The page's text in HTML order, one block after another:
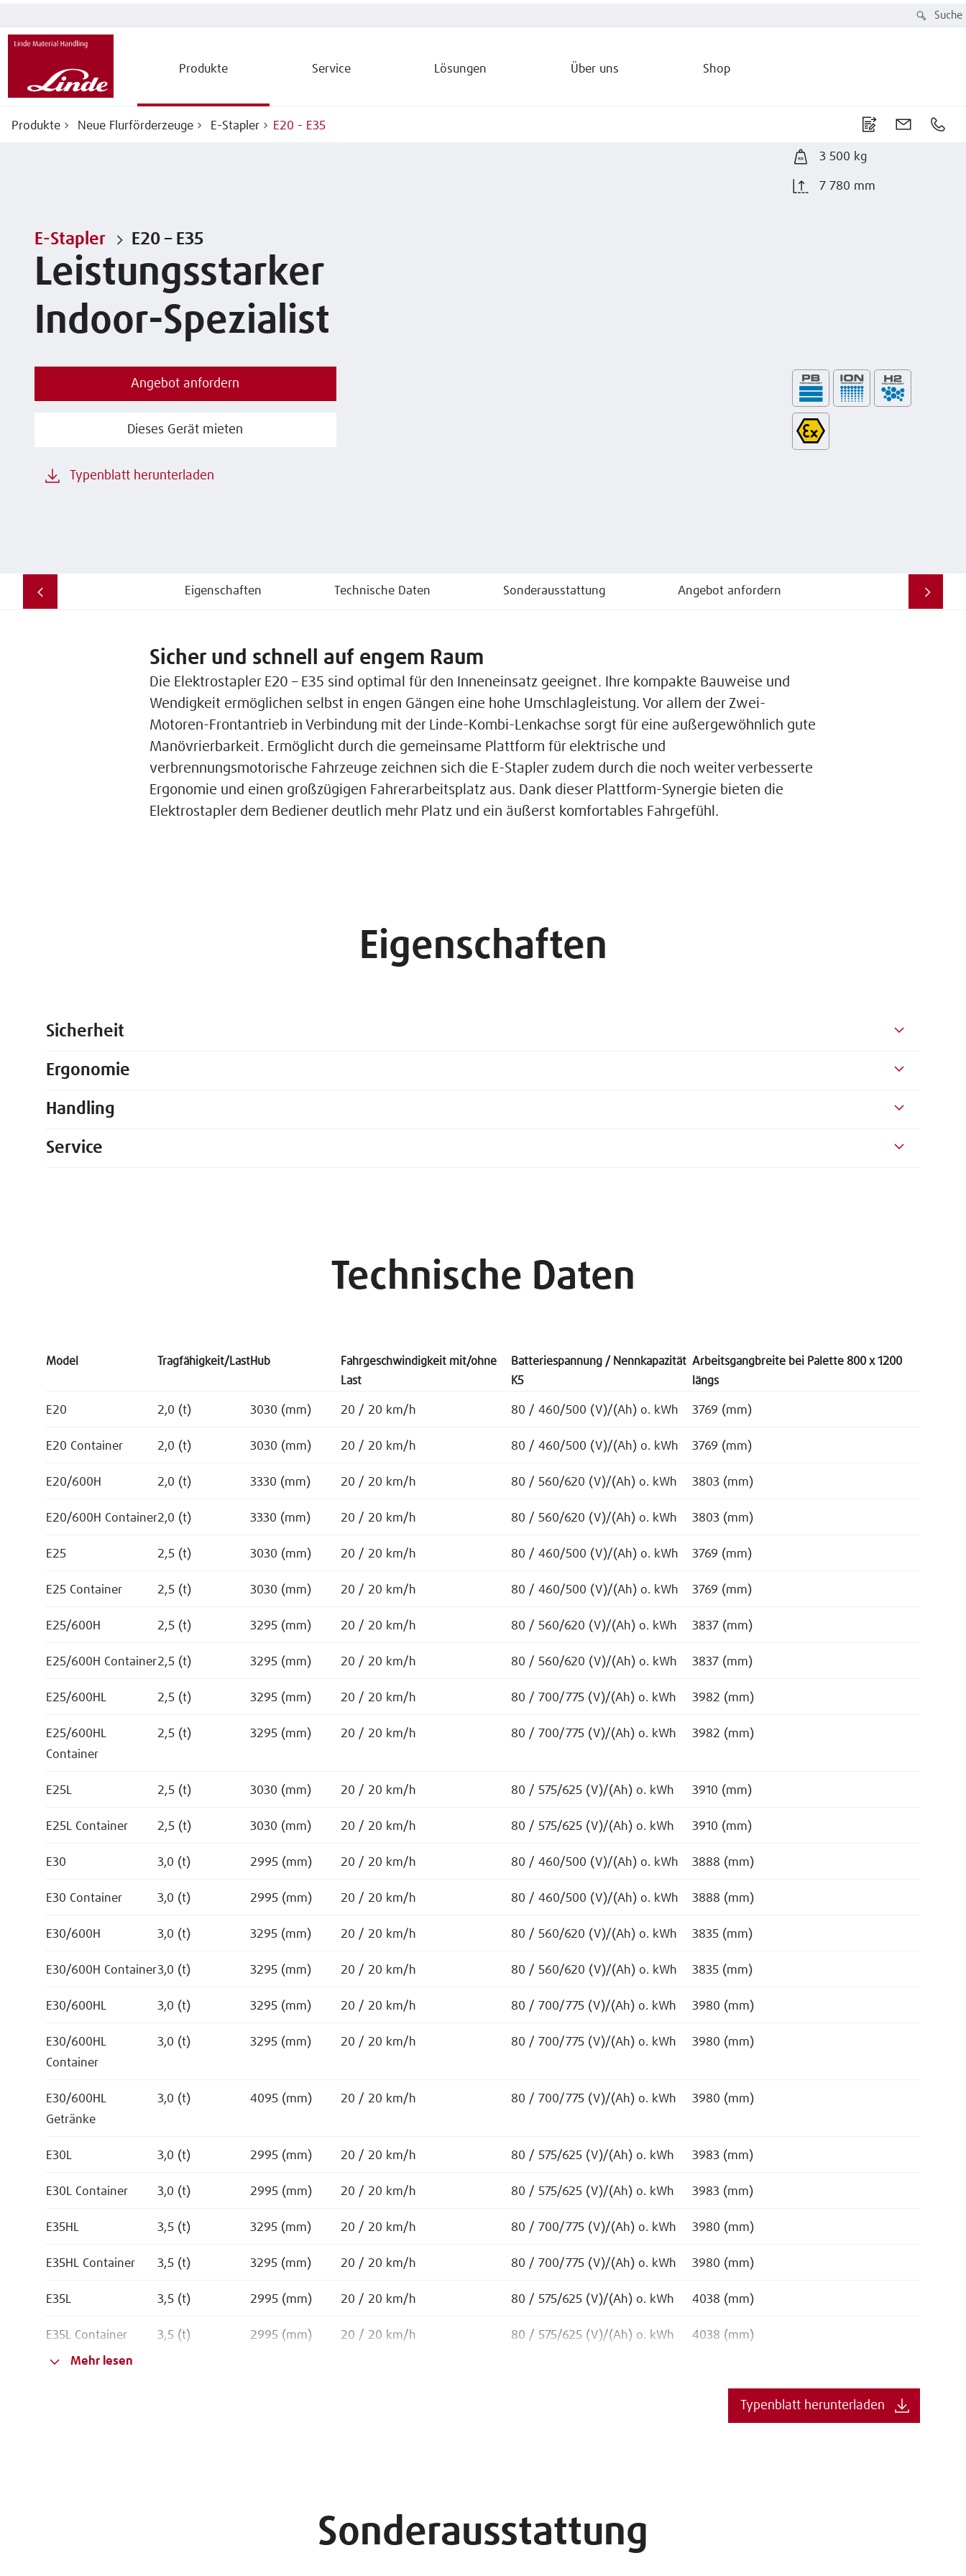
Produkte Service Lösungen Über uns Shop
Suche
Produkte Neue Flurförderzeuge E-Stapler E20 - E35
3 500 kg
7 780 mm
E-Stapler E20 – E35
Leistungsstarker
Indoor-Spezialist
Angebot anfordern
Dieses Gerät mieten
Typenblatt herunterladen
Eigenschaften Technische Daten Sonderausstattung Angebot anfordern
Sicher und schnell auf engem Raum
Die Elektrostapler E20 – E35 sind optimal für den Inneneinsatz geeignet. Ihre kompakte Bauweise und
Wendigkeit ermöglichen selbst in engen Gängen eine hohe Umschlagleistung. Vor allem der Zwei-
Motoren-Frontantrieb in Verbindung mit der Linde-Kombi-Lenkachse sorgt für eine außergewöhnlich gute
Manövrierbarkeit. Ermöglicht durch die gemeinsame Plattform für elektrische und
verbrennungsmotorische Fahrzeuge zeichnen sich die E-Stapler zudem durch die noch weiter verbesserte
Ergonomie und einen großzügigen Fahrerarbeitsplatz aus. Dank dieser Plattform-Synergie bieten die
Elektrostapler dem Bediener deutlich mehr Platz und ein äußerst komfortables Fahrgefühl.
Eigenschaften
Sicherheit
Ergonomie
Handling
Service
Technische Daten
Model Tragfähigkeit/Last Hub
Fahrgeschwindigkeit mit/ohne
Last
Batteriespannung / Nennkapazität
K5
Arbeitsgangbreite bei Palette 800 x 1200
längs
E20 2,0 (t) 3030 (mm) 20 / 20 km/h 80 / 460/500 (V)/(Ah) o. kWh 3769 (mm)
E20 Container 2,0 (t) 3030 (mm) 20 / 20 km/h 80 / 460/500 (V)/(Ah) o. kWh 3769 (mm)
E20/600H 2,0 (t) 3330 (mm) 20 / 20 km/h 80 / 560/620 (V)/(Ah) o. kWh 3803 (mm)
E20/600H Container2,0 (t) 3330 (mm) 20 / 20 km/h 80 / 560/620 (V)/(Ah) o. kWh 3803 (mm)
E25 2,5 (t) 3030 (mm) 20 / 20 km/h 80 / 460/500 (V)/(Ah) o. kWh 3769 (mm)
E25 Container 2,5 (t) 3030 (mm) 20 / 20 km/h 80 / 460/500 (V)/(Ah) o. kWh 3769 (mm)
E25/600H 2,5 (t) 3295 (mm) 20 / 20 km/h 80 / 560/620 (V)/(Ah) o. kWh 3837 (mm)
E25/600H Container2,5 (t) 3295 (mm) 20 / 20 km/h 80 / 560/620 (V)/(Ah) o. kWh 3837 (mm)
E25/600HL 2,5 (t) 3295 (mm) 20 / 20 km/h 80 / 700/775 (V)/(Ah) o. kWh 3982 (mm)
E25/600HL
Container
2,5 (t) 3295 (mm) 20 / 20 km/h 80 / 700/775 (V)/(Ah) o. kWh 3982 (mm)
E25L 2,5 (t) 3030 (mm) 20 / 20 km/h 80 / 575/625 (V)/(Ah) o. kWh 3910 (mm)
E25L Container 2,5 (t) 3030 (mm) 20 / 20 km/h 80 / 575/625 (V)/(Ah) o. kWh 3910 (mm)
E30 3,0 (t) 2995 (mm) 20 / 20 km/h 80 / 460/500 (V)/(Ah) o. kWh 3888 (mm)
E30 Container 3,0 (t) 2995 (mm) 20 / 20 km/h 80 / 460/500 (V)/(Ah) o. kWh 3888 (mm)
E30/600H 3,0 (t) 3295 (mm) 20 / 20 km/h 80 / 560/620 (V)/(Ah) o. kWh 3835 (mm)
E30/600H Container3,0 (t) 3295 (mm) 20 / 20 km/h 80 / 560/620 (V)/(Ah) o. kWh 3835 (mm)
E30/600HL 3,0 (t) 3295 (mm) 20 / 20 km/h 80 / 700/775 (V)/(Ah) o. kWh 3980 (mm)
E30/600HL
Container
3,0 (t) 3295 (mm) 20 / 20 km/h 80 / 700/775 (V)/(Ah) o. kWh 3980 (mm)
E30/600HL
Getränke
3,0 (t) 4095 (mm) 20 / 20 km/h 80 / 700/775 (V)/(Ah) o. kWh 3980 (mm)
E30L 3,0 (t) 2995 (mm) 20 / 20 km/h 80 / 575/625 (V)/(Ah) o. kWh 3983 (mm)
E30L Container 3,0 (t) 2995 (mm) 20 / 20 km/h 80 / 575/625 (V)/(Ah) o. kWh 3983 (mm)
E35HL 3,5 (t) 3295 (mm) 20 / 20 km/h 80 / 700/775 (V)/(Ah) o. kWh 3980 (mm)
E35HL Container 3,5 (t) 3295 (mm) 20 / 20 km/h 80 / 700/775 (V)/(Ah) o. kWh 3980 (mm)
E35L 3,5 (t) 2995 (mm) 20 / 20 km/h 80 / 575/625 (V)/(Ah) o. kWh 4038 (mm)
E35L Container 3,5 (t) 2995 (mm) 20 / 20 km/h 80 / 575/625 (V)/(Ah) o. kWh 4038 (mm)
Mehr lesen
Typenblatt herunterladen
Sonderausstattung